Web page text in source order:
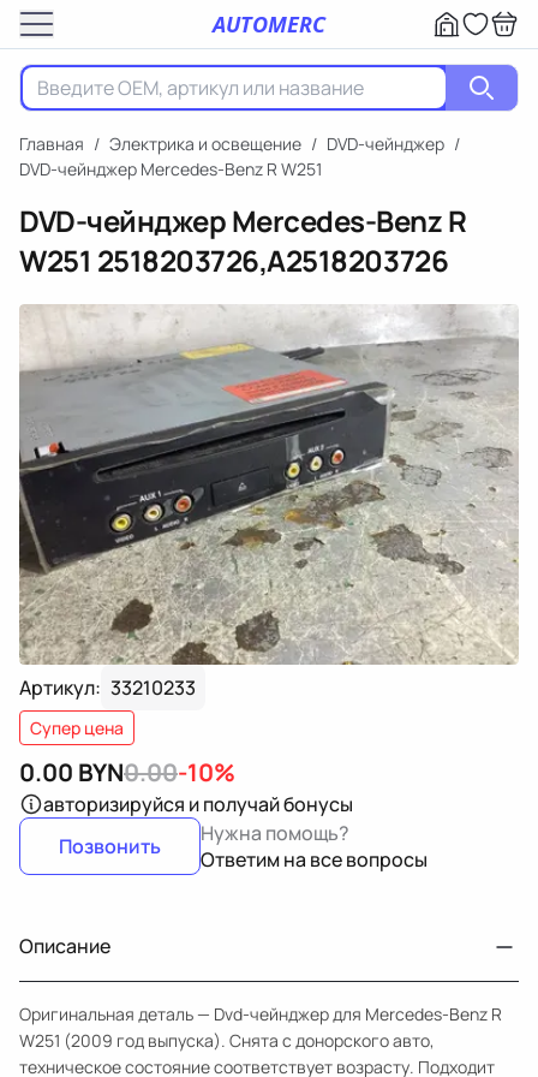
AUTOMERC
Главная / Электрика и освещение / DVD-чейнджер /
DVD-чейнджер Mercedes-Benz R W251
DVD-чейнджер Mercedes-Benz R
W251 2518203726,A2518203726
Артикул: 33210233
Супер цена
0.00 BYN0.00-10%
авторизируйся и получай бонусы
Позвонить
Нужна помощь?
Ответим на все вопросы
Описание
Оригинальная деталь — Dvd-чейнджер для Mercedes-Benz R
W251 (2009 год выпуска). Снята с донорского авто,
техническое состояние соответствует возрасту. Подходит